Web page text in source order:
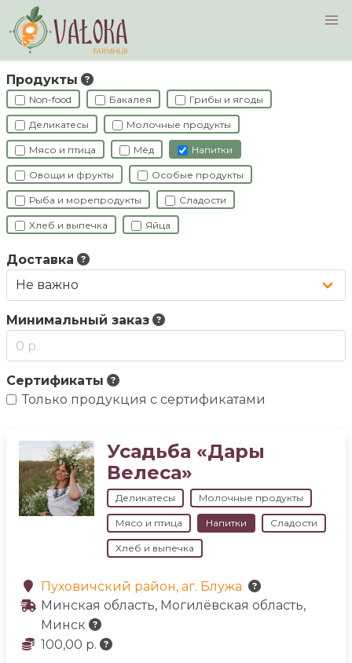
Продукты
Non-food Бакалея Грибы и ягоды
Деликатесы Молочные продукты
Мясо и птица Мёд Напитки
Овощи и фрукты Особые продукты
Рыба и морепродукты Сладости
Хлеб и выпечка Яйца
Доставка
Минимальный заказ
Сертификаты
Только продукция с сертификатами
Усадьба «Дары
Велеса»
Деликатесы Молочные продукты
Мясо и птица Напитки Сладости
Хлеб и выпечка
Пуховичский район, аг. Блужа
Минская область, Могилёвская область,
Минск
100,00 р.
Navigated to Фермеры